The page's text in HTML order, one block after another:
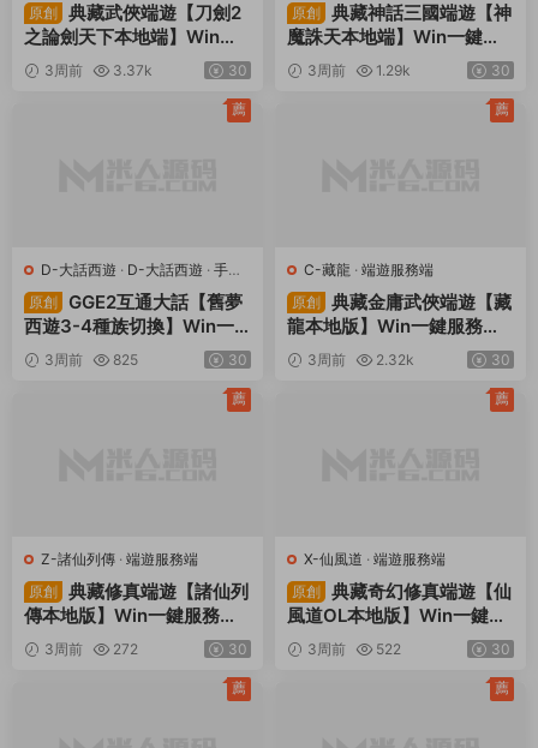
原創
典藏武俠端遊【刀劍2
之論劍天下本地端】Win一
鍵服務端+PC客戶端+GM工
具+視頻架設教程
3周前 3.37k 30
原創
典藏神話三國端遊【神
魔誅天本地端】Win一鍵服
務端+PC客戶端+貨币修改
教程+視頻架設教程
3周前 1.29k 30
D-大話西遊 · D-大話西遊 · 手遊
服務端 · 端遊服務端
原創
GGE2互通大話【舊夢
西遊3-4種族切換】Win一
鍵服務端+安卓PC互通客戶
端+内置GM工具+全套源碼
3周前 825 30
薦
C-藏龍 · 端遊服務端
原創
典藏金庸武俠端遊【藏
龍本地版】Win一鍵服務端+
PC客戶端+GM工具+視頻架
設教程
3周前 2.32k 30
薦
Z-諸仙列傳 · 端遊服務端
原創
典藏修真端遊【諸仙列
傳本地版】Win一鍵服務端+
PC客戶端+GM工具+視頻架
設教程
3周前 272 30
薦
X-仙風道 · 端遊服務端
原創
典藏奇幻修真端遊【仙
風道OL本地版】Win一鍵服
務端+PC客戶端+GM工具
+視頻架設教程
3周前 522 30
薦
薦 薦